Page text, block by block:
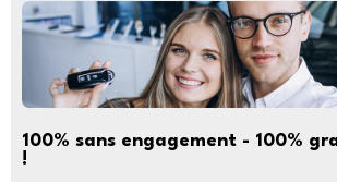
100% sans engagement - 100%
!